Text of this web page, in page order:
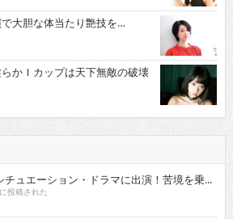
大胆な体当たり艶技を…
かＩカップは天下無敵の破壊
ュエーション・ドラマに出演！苦境を乗...
投稿された